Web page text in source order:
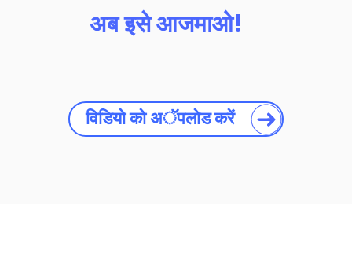
अब इसे आजमाओ!
विडियो को अॅॅपलोड करें